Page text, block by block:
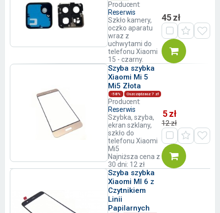
Producent:
Reserwis
Szkło kamery,
oczko aparatu
wraz z
uchwytami do
telefonu Xiaomi
15 - czarny.
45 zł
Szyba szybka
Xiaomi Mi 5
Mi5 Złota
-58% Oszczędzasz 7 zł
Producent:
Reserwis
Szybka, szyba,
ekran szklany,
szkło do
telefonu Xiaomi
Mi5
Najniższa cena z
30 dni: 12 zł
5 zł
12 zł
Szyba szybka
Xiaomi MI 6 z
Czytnikiem
Linii
Papilarnych